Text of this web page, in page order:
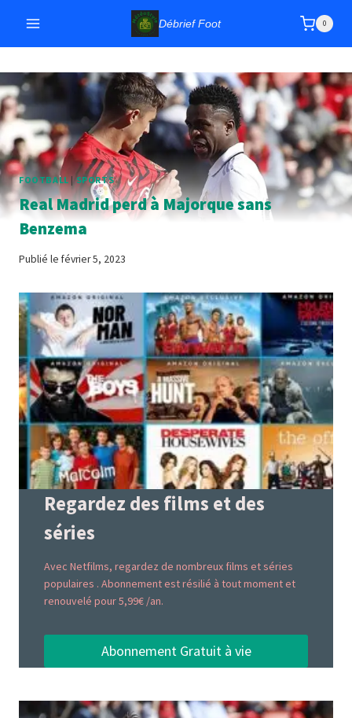
contenu
Débrief Foot 0
FOOTBALL |SPORTS
Real Madrid perd à Majorque sans
Benzema
Publié le février 5, 2023
Regardez des films et des
séries
Avec Netfilms, regardez de nombreux films et séries
populaires . Abonnement est résilié à tout moment et
renouvelé pour 5,99€ /an.
Abonnement Gratuit à vie